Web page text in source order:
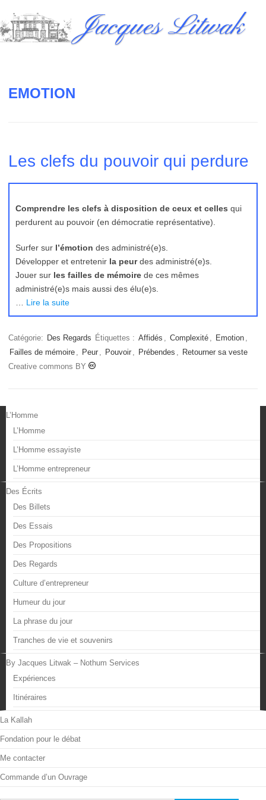
to
content
Jacques Litwak
EMOTION
Les clefs du pouvoir qui perdure
Comprendre les clefs à disposition de ceux et celles qui
perdurent au pouvoir (en démocratie représentative).
Surfer sur l’émotion des administré(e)s.
Développer et entretenir la peurdes administré(e)s.
Jouer sur les failles de mémoire de ces mêmes
administré(e)s mais aussi des élu(e)s.
Lire la suite
Catégorie: Des Regards Étiquettes : Affidés , Complexité , Emotion ,
Failles de mémoire , Peur , Pouvoir , Prébendes , Retourner sa veste
Creative commons BY
L’Homme
L’Homme
L’Homme essayiste
L’Homme entrepreneur
Des Écrits
Des Billets
Des Essais
Des Propositions
Des Regards
Culture d’entrepreneur
Humeur du jour
La phrase du jour
Tranches de vie et souvenirs
By Jacques Litwak – Nothum Services
Expériences
Itinéraires
La Kallah
Fondation pour le débat
Me contacter
Commande d’un Ouvrage